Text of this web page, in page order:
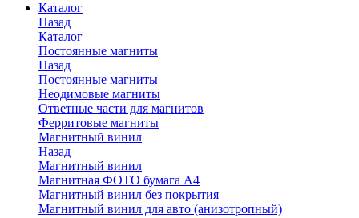
Каталог
Назад
Каталог
Постоянные магниты
Назад
Постоянные магниты
Неодимовые магниты
Ответные части для магнитов
Ферритовые магниты
Магнитный винил
Назад
Магнитный винил
Магнитная ФОТО бумага А4
Магнитный винил без покрытия
Магнитный винил для авто (анизотропный)